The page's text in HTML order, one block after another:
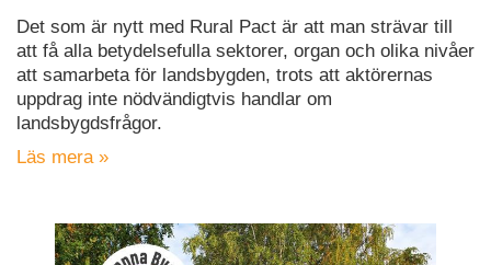
Det som är nytt med Rural Pact är att man strävar till
att få alla betydelsefulla sektorer, organ och olika nivåer
att samarbeta för landsbygden, trots att aktörernas
uppdrag inte nödvändigtvis handlar om
landsbygdsfrågor.
Läs mera »